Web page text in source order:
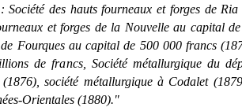
Société des hauts fourneaux et forges de
et forges de la Nouvelle au capital
Fourques au capital de 500 000 francs
de francs, Société métallurgique du
société métallurgique à Codalet
Orientales (1880)."